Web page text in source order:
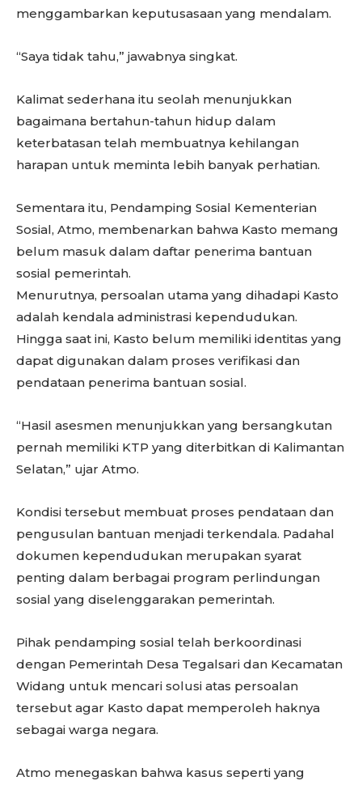
menggambarkan keputusasaan yang mendalam.
“Saya tidak tahu,” jawabnya singkat.
Kalimat sederhana itu seolah menunjukkan
bagaimana bertahun-tahun hidup dalam
keterbatasan telah membuatnya kehilangan
harapan untuk meminta lebih banyak perhatian.
Sementara itu, Pendamping Sosial Kementerian
Sosial, Atmo, membenarkan bahwa Kasto memang
belum masuk dalam daftar penerima bantuan
sosial pemerintah.
Menurutnya, persoalan utama yang dihadapi Kasto
adalah kendala administrasi kependudukan.
Hingga saat ini, Kasto belum memiliki identitas yang
dapat digunakan dalam proses verifikasi dan
pendataan penerima bantuan sosial.
“Hasil asesmen menunjukkan yang bersangkutan
pernah memiliki KTP yang diterbitkan di Kalimantan
Selatan,” ujar Atmo.
Kondisi tersebut membuat proses pendataan dan
pengusulan bantuan menjadi terkendala. Padahal
dokumen kependudukan merupakan syarat
penting dalam berbagai program perlindungan
sosial yang diselenggarakan pemerintah.
Pihak pendamping sosial telah berkoordinasi
dengan Pemerintah Desa Tegalsari dan Kecamatan
Widang untuk mencari solusi atas persoalan
tersebut agar Kasto dapat memperoleh haknya
sebagai warga negara.
Atmo menegaskan bahwa kasus seperti yang